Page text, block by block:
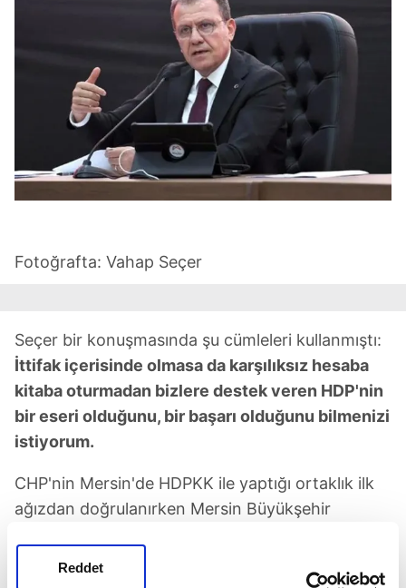
Reddet
Fotoğrafta: Vahap Seçer
Seçer bir konuşmasında şu cümleleri kullanmıştı:
İttifak içerisinde olmasa da karşılıksız hesaba
kitaba oturmadan bizlere destek veren HDP'nin
bir eseri olduğunu, bir başarı olduğunu bilmenizi
istiyorum.
CHP'nin Mersin'de HDPKK ile yaptığı ortaklık ilk
ağızdan doğrulanırken Mersin Büyükşehir
Başkanı Bedrettin Gündeş'in terör soruşturması